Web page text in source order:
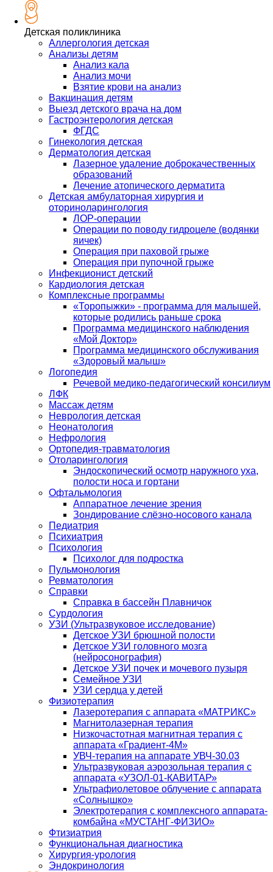
Детская поликлиника
Аллергология детская
Анализы детям
Анализ кала
Анализ мочи
Взятие крови на анализ
Вакцинация детям
Выезд детского врача на дом
Гастроэнтерология детская
ФГДС
Гинекология детская
Дерматология детская
Лазерное удаление доброкачественных
образований
Лечение атопического дерматита
Детская амбулаторная хирургия и
оториноларингология
ЛОР-операции
Операции по поводу гидроцеле (водянки
яичек)
Операция при паховой грыже
Операция при пупочной грыже
Инфекционист детский
Кардиология детская
Комплексные программы
«Торопыжки» - программа для малышей,
которые родились раньше срока
Программа медицинского наблюдения
«Мой Доктор»
Программа медицинского обслуживания
«Здоровый малыш»
Логопедия
Речевой медико-педагогический консилиум
ЛФК
Массаж детям
Неврология детская
Неонатология
Нефрология
Ортопедия-травматология
Отоларингология
Эндоскопический осмотр наружного уха,
полости носа и гортани
Офтальмология
Аппаратное лечение зрения
Зондирование слёзно-носового канала
Педиатрия
Психиатрия
Психология
Психолог для подростка
Пульмонология
Ревматология
Справки
Справка в бассейн Плавничок
Сурдология
УЗИ (Ультразвуковое исследование)
Детское УЗИ брюшной полости
Детское УЗИ головного мозга
(нейросонография)
Детское УЗИ почек и мочевого пузыря
Семейное УЗИ
УЗИ сердца у детей
Физиотерапия
Лазеротерапия с аппарата «МАТРИКС»
Магнитолазерная терапия
Низкочастотная магнитная терапия с
аппарата «Градиент-4М»
УВЧ-терапия на аппарате УВЧ-30.03
Ультразвуковая аэрозольная терапия с
аппарата «УЗОЛ-01-КАВИТАР»
Ультрафиолетовое облучение с аппарата
«Солнышко»
Электротерапия с комплексного аппарата-
комбайна «МУСТАНГ-ФИЗИО»
Фтизиатрия
Функциональная диагностика
Хирургия-урология
Эндокринология